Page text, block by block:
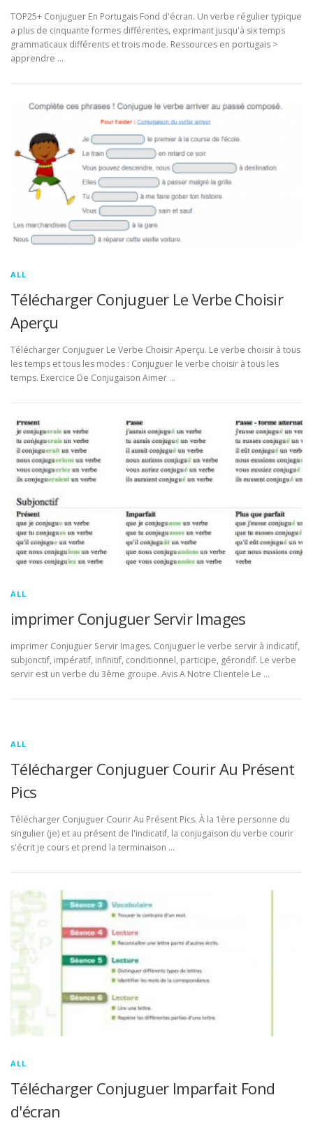
TOP25+ Conjuguer En Portugais Fond d'écran. Un verbe régulier typique
a plus de cinquante formes différentes, exprimant jusqu'à six temps
grammaticaux différents et trois mode. Ressources en portugais >
apprendre …
ALL
Télécharger Conjuguer Le Verbe Choisir
Aperçu
Télécharger Conjuguer Le Verbe Choisir Aperçu. Le verbe choisir à tous
les temps et tous les modes : Conjuguer le verbe choisir à tous les
temps. Exercice De Conjugaison Aimer …
ALL
imprimer Conjuguer Servir Images
imprimer Conjuguer Servir Images. Conjuguer le verbe servir à indicatif,
subjonctif, impératif, infinitif, conditionnel, participe, gérondif. Le verbe
servir est un verbe du 3ème groupe. Avis A Notre Clientele Le …
ALL
Télécharger Conjuguer Courir Au Présent
Pics
Télécharger Conjuguer Courir Au Présent Pics. À la 1ère personne du
singulier (je) et au présent de l'indicatif, la conjugaison du verbe courir
s'écrit je cours et prend la terminaison …
ALL
Télécharger Conjuguer Imparfait Fond
d'écran